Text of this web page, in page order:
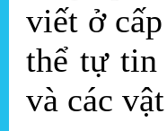
viết ở
thể tự tin
và các